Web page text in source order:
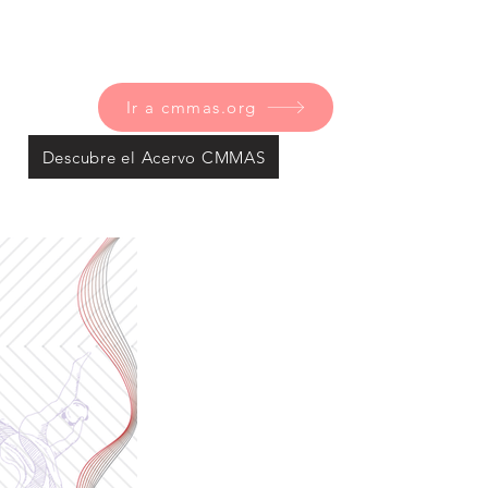
Ir a cmmas.org
Descubre el Acervo CMMAS